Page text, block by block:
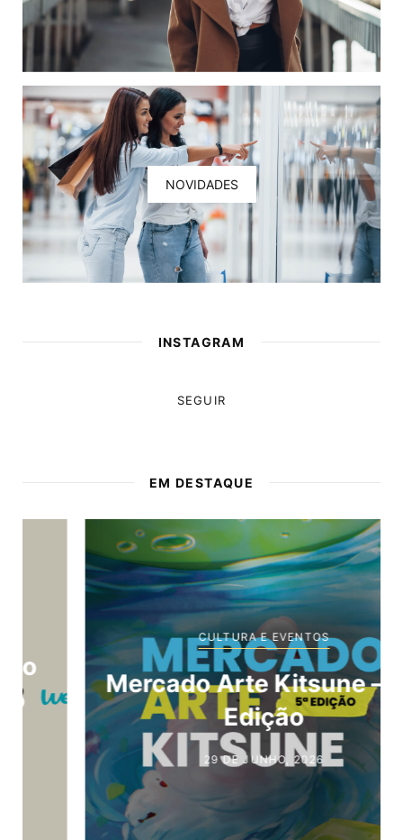
NOVIDADES
INSTAGRAM
SEGUIR
EM DESTAQUE
CULTURA E EVENTOS
Mercado Arte Kitsune – 5.ª
Edição
29 DE JUNHO, 2026